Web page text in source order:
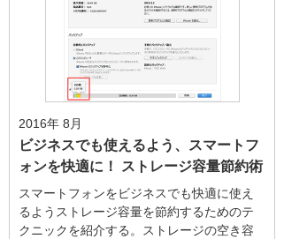
2016年 8月
ビジネスでも使えるよう、スマートフ
ォンを快適に！ ストレージ容量節約術
スマートフォンをビジネスでも快適に使え
るようストレージ容量を節約するためのテ
クニックを紹介する。ストレージの空き容